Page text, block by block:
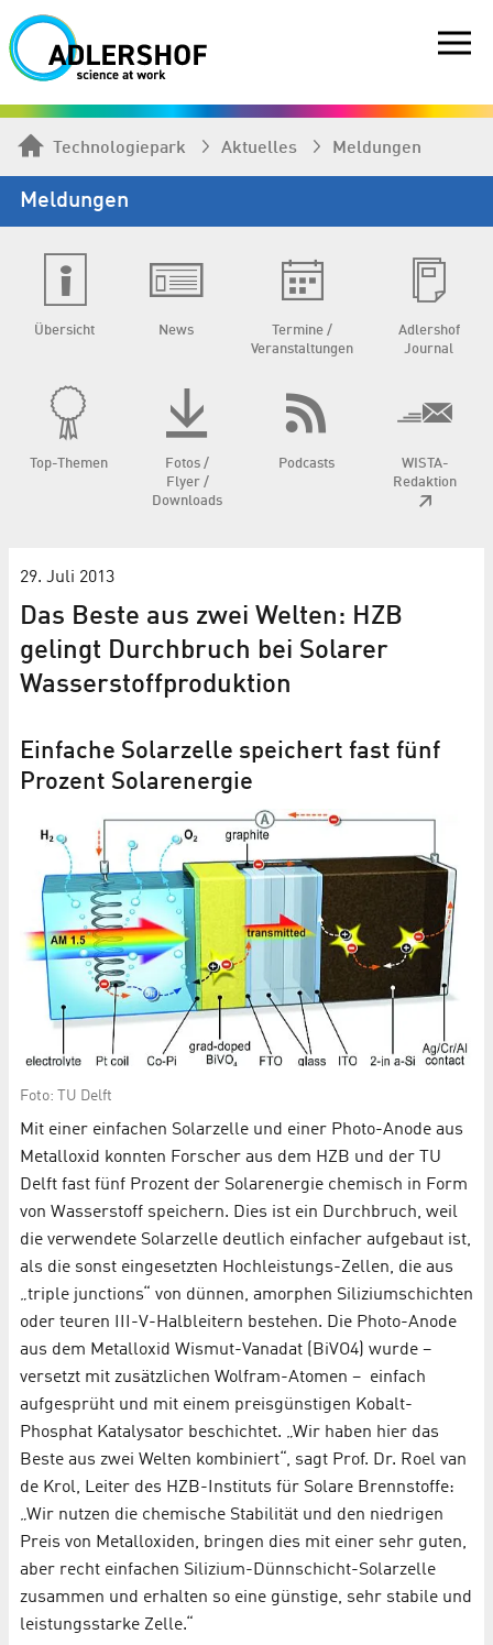
Technologiepark Aktuelles Meldungen
Meldungen
Übersicht News
Termine /
Veranstaltungen
Adlershof
Journal
Top-Themen
Fotos /
Flyer /
Downloads
Podcasts
WISTA-
Redaktion
29. Juli 2013
Das Beste aus zwei Welten: HZB
gelingt Durchbruch bei Solarer
Wasserstoffproduktion
Einfache Solarzelle speichert fast fünf
Prozent Solarenergie
Foto: TU Delft
Mit einer einfachen Solarzelle und einer Photo-Anode aus
Metalloxid konnten Forscher aus dem HZB und der TU
Delft fast fünf Prozent der Solarenergie chemisch in Form
von Wasserstoff speichern. Dies ist ein Durchbruch, weil
die verwendete Solarzelle deutlich einfacher aufgebaut ist,
als die sonst eingesetzten Hochleistungs-Zellen, die aus
„triple junctions“ von dünnen, amorphen Siliziumschichten
oder teuren III-V-Halbleitern bestehen. Die Photo-Anode
aus dem Metalloxid Wismut-Vanadat (BiVO4) wurde –
versetzt mit zusätzlichen Wolfram-Atomen – einfach
aufgesprüht und mit einem preisgünstigen Kobalt-
Phosphat Katalysator beschichtet. „Wir haben hier das
Beste aus zwei Welten kombiniert“, sagt Prof. Dr. Roel van
de Krol, Leiter des HZB-Instituts für Solare Brennstoffe:
„Wir nutzen die chemische Stabilität und den niedrigen
Preis von Metalloxiden, bringen dies mit einer sehr guten,
aber recht einfachen Silizium-Dünnschicht-Solarzelle
zusammen und erhalten so eine günstige, sehr stabile und
leistungsstarke Zelle.“